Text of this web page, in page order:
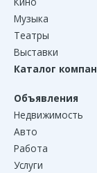
Музыка
Театры
Выставки
Каталог
Объявления
Недвижимость
Авто
Работа
Услуги